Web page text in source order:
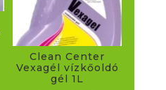
Clean Center
Vexagél vízkőoldó
gél 1L